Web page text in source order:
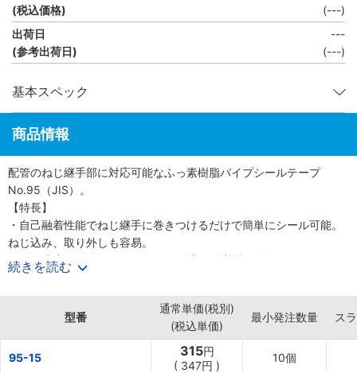
(税込価格)
(---)
出荷日
(参考出荷日)
---
(---)
基本スペック
商品情報
配管のねじ継手部に対応可能なふっ素樹脂パイプシールテープ
No.95（JIS）。
【特長】
・自己融着性能でねじ継手に巻きつけるだけで簡単にシール可能。
ねじ込み、取り外しも容易。
・使用温度-100〜260℃の優れた耐寒・耐熱性を備える。
・ほとんどの化学薬品（溶融アルカリ金属は除く）、溶剤、蒸気な
・従来の麻糸や液体コンパウンドのように手を汚すこともなく、簡
・水道配管用。
続きを読む
型番
通常単価(税別)
(税込単価)
最小発注数量 ス
95-15 315円
( 347円 )
10個